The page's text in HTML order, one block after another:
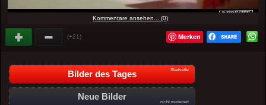
Kommentare ansehen... (0)
(+21) Merken
Bilder des Tages Startseite
Neue Bilder
nicht moderiert